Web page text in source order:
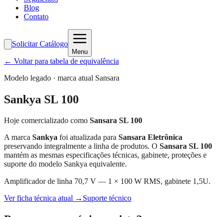
Blog
Contato
Solicitar Catálogo
Menu
← Voltar para tabela de equivalência
Modelo legado · marca atual Sansara
Sankya SL 100
Hoje comercializado como Sansara SL 100
A marca Sankya foi atualizada para Sansara Eletrônica
preservando integralmente a linha de produtos. O Sansara SL 100
mantém as mesmas especificações técnicas, gabinete, proteções e
suporte do modelo Sankya equivalente.
Amplificador de linha 70,7 V — 1 × 100 W RMS, gabinete 1,5U.
Ver ficha técnica atual → Suporte técnico